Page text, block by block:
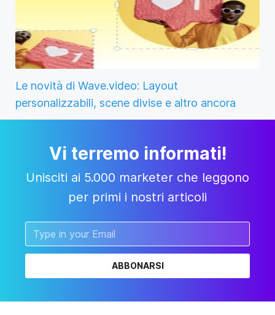
Le novità di Wave.video: Layout
personalizzabili, scene divise e altro ancora
Vi terremo informati!
Unisciti ai 5.000 marketer che leggono
per primi i nostri articoli
ABBONARSI